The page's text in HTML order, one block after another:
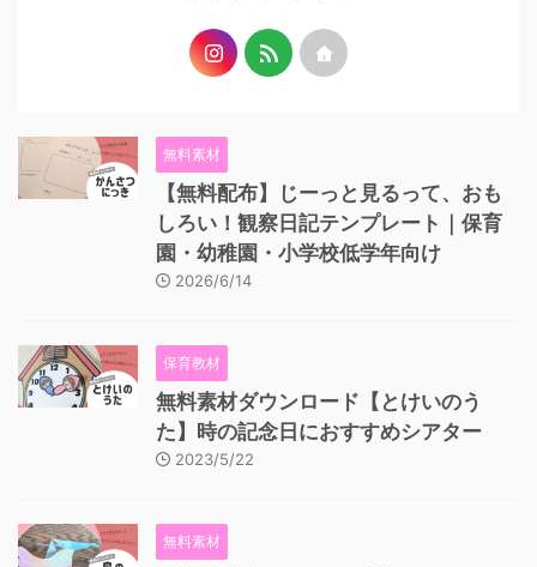
無料素材
【無料配布】じーっと見るって、おも
しろい！観察日記テンプレート｜保育
園・幼稚園・小学校低学年向け
2026/6/14
保育教材
無料素材ダウンロード【とけいのう
た】時の記念日におすすめシアター
2023/5/22
無料素材